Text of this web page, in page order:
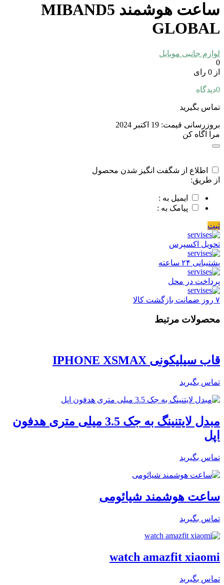
ساعت هوشمند MIBAND5
GLOBAL
لوازم جانبی موبایل
0
از 0 رای
0دیدگاه
تماس بگیرید
بروزرسانی قیمت: 19 اکتبر 2024
مرا اگاه کن
اطلاع از شگفت انگیز شدن محصول
از طریق:
ایمیل به :
پیامک به :
ثبت
تحویل اکسپرس
پشتیبانی ۲۴ ساعته
پرداخت در محل
۷ روز ضمانت بازگشت کالا
محصولات مرتبط
قاب سیلیکونی IPHONE XSMAX
تماس بگیرید
مبدل لایتنینگ به جک 3.5 میلی متری هدفون
اپل
تماس بگیرید
ساعت هوشمند شیائومی
تماس بگیرید
watch amazfit xiaomi
تماس بگیرید